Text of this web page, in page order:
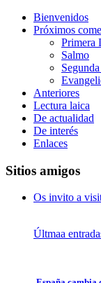
Bienvenidos
Próximos
Primera
Salmo
Anteriores
Lectura laica
De actualidad
De interés
Enlaces
Sitios amigos
Os invito a
Últmaa